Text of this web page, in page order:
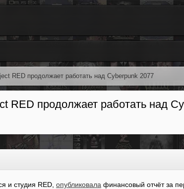
RED продолжает работать над Cyberpunk 2077
RED продолжает работать над
и студия RED, опубликовала финансовый отчёт за